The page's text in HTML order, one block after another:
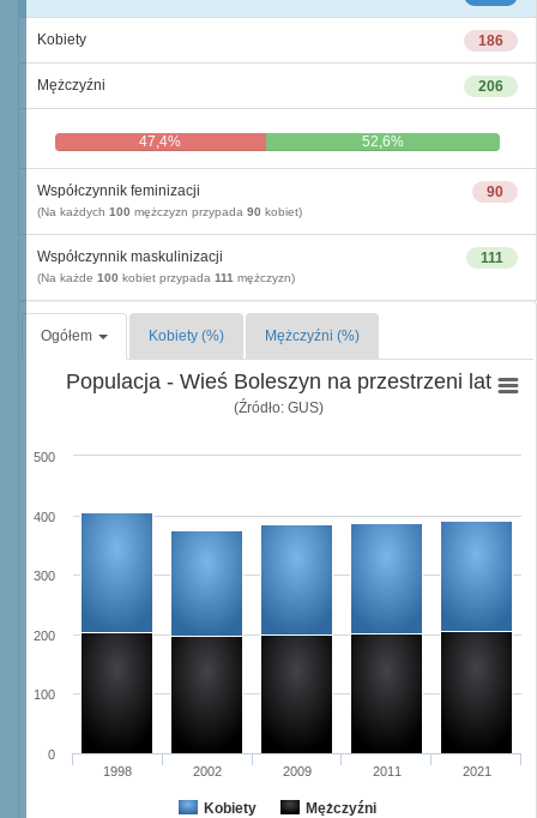
186
Kobiety
206
Mężczyźni
47,4% 52,6%
90
Współczynnik feminizacji
(Na każdych 100 mężczyzn przypada 90 kobiet)
111
Współczynnik maskulinizacji
(Na każde 100 kobiet przypada 111 mężczyzn)
Ogółem Kobiety (%) Mężczyźni (%)
Populacja - Wieś Boleszyn na przestrzeni lat
(Źródło: GUS)
Kobiety Mężczyźni
1998 2002 2009 2011 2021
0
100
200
300
400
500